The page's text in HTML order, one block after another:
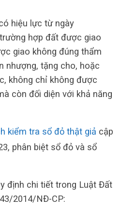
hiệu lực từ ngày
hợp đất được giao
giao không đúng thẩm
nhượng, tặng cho, hoặc
không chỉ không được
còn đối diện với khả năng
kiểm tra sổ đỏ thật giả cập
phân biệt sổ đỏ và sổ
định chi tiết trong Luật Đất
2014/NĐ-CP: